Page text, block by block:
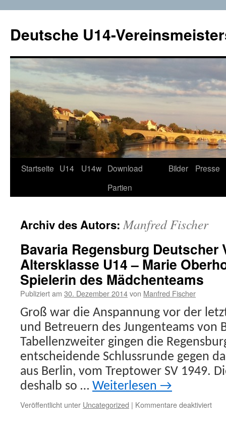
Deutsche U14-
Zum
Startseite U14 U14w Download
Partien
Bilder Presse
Archiv des Autors:Manfred Fischer
Bavaria Regensburg Deutscher
Altersklasse U14 – Marie
Spielerin des Mädchenteams
Publiziert am 30. Dezember 2014von Manfred Fischer
Groß war die Anspannung vor der
und Betreuern des Jungenteams von
Tabellenzweiter gingen die
entscheidende Schlussrunde gegen
aus Berlin, vom Treptower SV 1949.
deshalb so … Weiterlesen →
Veröffentlicht unter Uncategorized | Kommentare deaktiviertfür